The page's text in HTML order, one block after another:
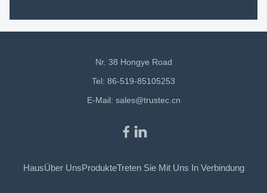
Nr. 38 Hongye Road
Tel: 86-519-85105253
E-Mail: sales@trustec.cn
HausÜber UnsProdukteTreten Sie Mit Uns In Verbindung